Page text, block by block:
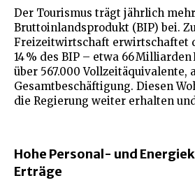
Der Tourismus trägt jährlich
Bruttoinlandsprodukt (BIP) bei.
Freizeitwirtschaft erwirtschaftet
14 % des BIP – etwa 66
über 567.000 Vollzeitäquivalente,
Gesamtbeschäftigung. Diesen
die Regierung weiter erhalten
Hohe Personal- und
Erträge